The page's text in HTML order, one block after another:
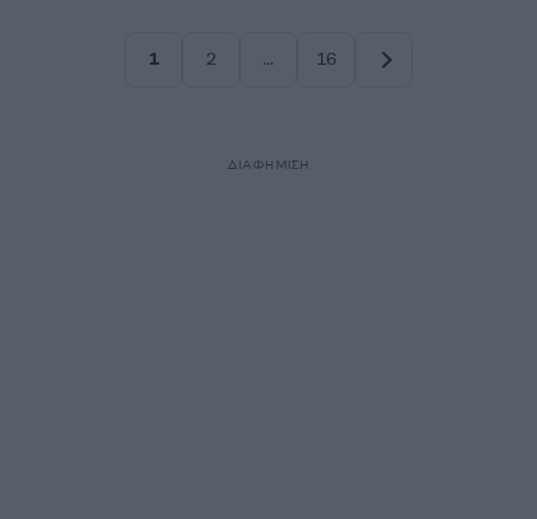
1
2
…
16
ΔΙΑΦΗΜΙΣΗ